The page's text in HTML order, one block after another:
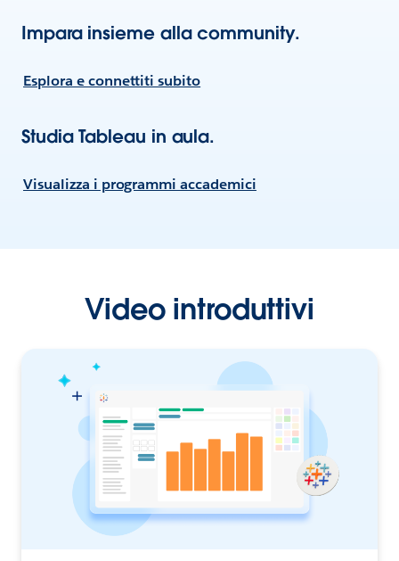
Impara insieme alla community.
Esplora e connettiti subito
Studia Tableau in aula.
Visualizza i programmi accademici
Video introduttivi